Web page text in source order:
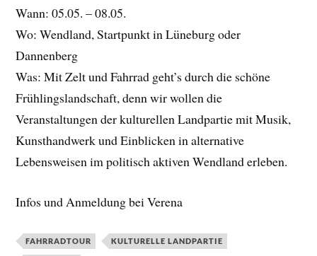
Wann: 05.05. – 08.05.
Wo: Wendland, Startpunkt in Lüneburg oder
Dannenberg
Was: Mit Zelt und Fahrrad geht’s durch die schöne
Frühlingslandschaft, denn wir wollen die
Veranstaltungen der kulturellen Landpartie mit Musik,
Kunsthandwerk und Einblicken in alternative
Lebensweisen im politisch aktiven Wendland erleben.
Infos und Anmeldung bei Verena
FAHRRADTOUR KULTURELLE LANDPARTIE